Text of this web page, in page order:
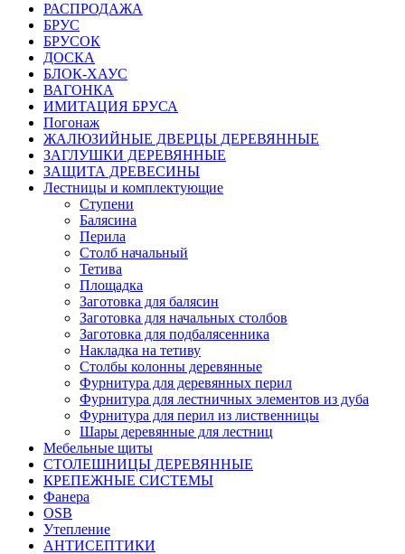
РАСПРОДАЖА
БРУС
БРУСОК
ДОСКА
БЛОК-ХАУС
ВАГОНКА
ИМИТАЦИЯ БРУСА
Погонаж
ЖАЛЮЗИЙНЫЕ ДВЕРЦЫ ДЕРЕВЯННЫЕ
ЗАГЛУШКИ ДЕРЕВЯННЫЕ
ЗАЩИТА ДРЕВЕСИНЫ
Лестницы и комплектующие
Ступени
Балясина
Перила
Столб начальный
Тетива
Площадка
Заготовка для балясин
Заготовка для начальных столбов
Заготовка для подбалясенника
Накладка на тетиву
Столбы колонны деревянные
Фурнитура для деревянных перил
Фурнитура для лестничных элементов из дуба
Фурнитура для перил из лиственницы
Шары деревянные для лестниц
Мебельные щиты
СТОЛЕШНИЦЫ ДЕРЕВЯННЫЕ
КРЕПЕЖНЫЕ СИСТЕМЫ
Фанера
OSB
Утепление
АНТИСЕПТИКИ